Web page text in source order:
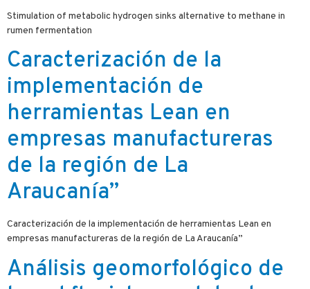
Stimulation of metabolic hydrogen sinks alternative to methane in
rumen fermentation
Caracterización de la
implementación de
herramientas Lean en
empresas manufactureras
de la región de La
Araucanía”
Caracterización de la implementación de herramientas Lean en
empresas manufactureras de la región de La Araucanía”
Análisis geomorfológico de